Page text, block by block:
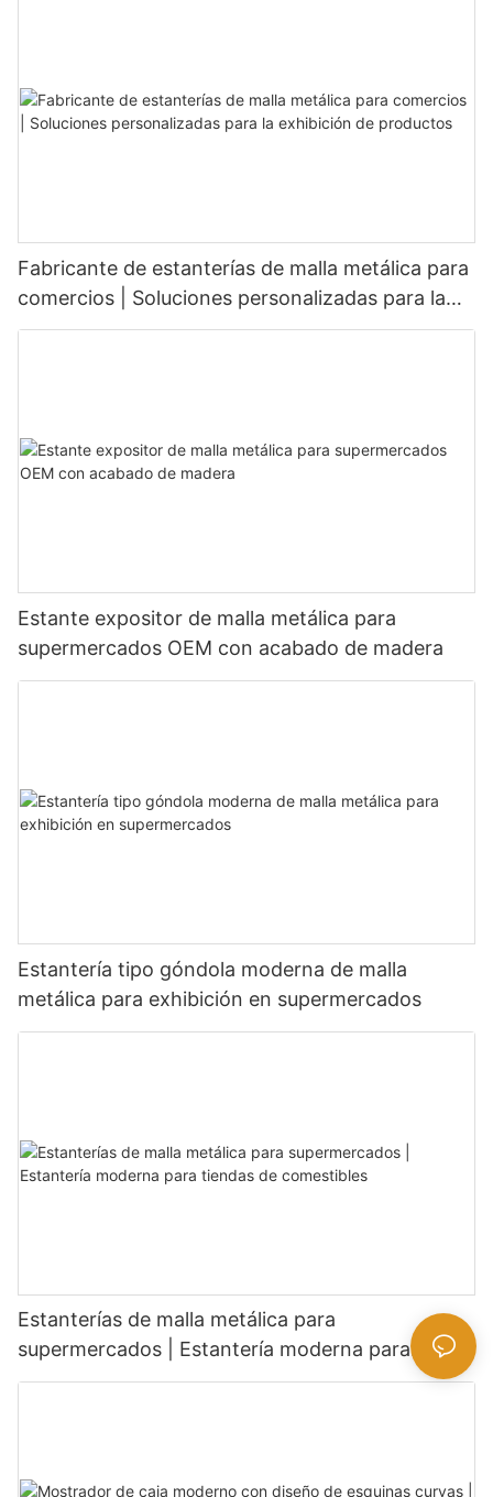
Fabricante de estanterías de malla metálica para
comercios | Soluciones personalizadas para la
exhibición de productos
Estante expositor de malla metálica para
supermercados OEM con acabado de madera
Estantería tipo góndola moderna de malla
metálica para exhibición en supermercados
Estanterías de malla metálica para
supermercados | Estantería moderna para
tiendas de comestibles